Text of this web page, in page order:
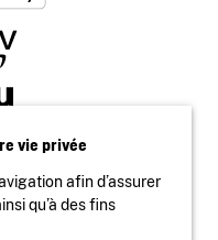
vie privée
afin d’assurer
qu’à des fins